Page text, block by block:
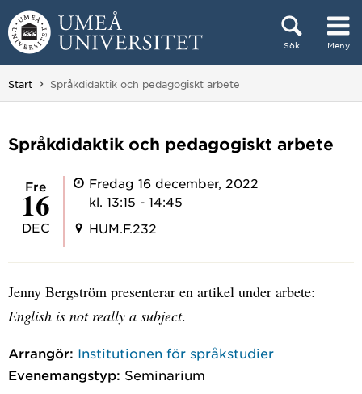
Hoppa direkt till innehållet
Sök Meny
Huvudmenyn dold.
Start Du är här:
Språkdidaktik och pedagogiskt arbete
Språkdidaktik och pedagogiskt arbete
fre
16
DEC
Fredag 16 december, 2022
kl. 13:15 - 14:45
HUM.F.232
Jenny Bergström presenterar en artikel under arbete:
English is not really a subject.
Arrangör: Institutionen för språkstudier
Evenemangstyp: Seminarium